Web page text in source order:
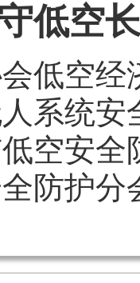
低空
低空
系统
空安
防护分